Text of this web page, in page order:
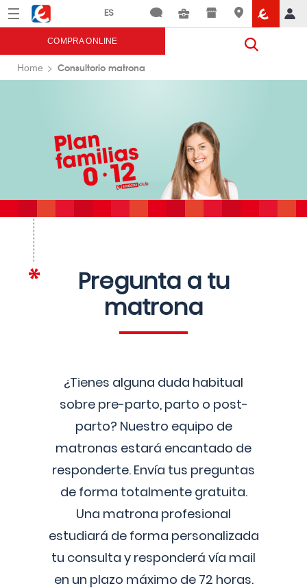
Menú Eroski
COMPRA ONLINE
Home Consultorio matrona
Pregunta a tu
matrona
¿Tienes alguna duda habitual
sobre pre-parto, parto o post-
parto? Nuestro equipo de
matronas estará encantado de
responderte. Envía tus preguntas
de forma totalmente gratuita.
Una matrona profesional
estudiará de forma personalizada
tu consulta y responderá vía mail
en un plazo máximo de 72 horas.